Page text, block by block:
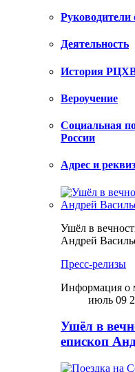
Руководители
Деятельность
История
Вероучение
Социальная
России
Адрес и
Ушёл в
Андрей
Пресс-релизы
Информация о
июль 09
Ушёл в
епископ